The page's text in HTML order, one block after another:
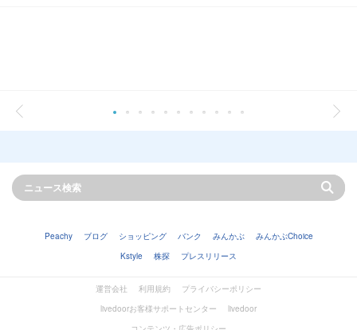
Peachy ブログ ショッピング バンク みんかぶ
みんかぶChoice
Kstyle
株探 プレスリリース
運営会社 利用規約
プライバシーポリシー
livedoorお客様サポートセンター
livedoor